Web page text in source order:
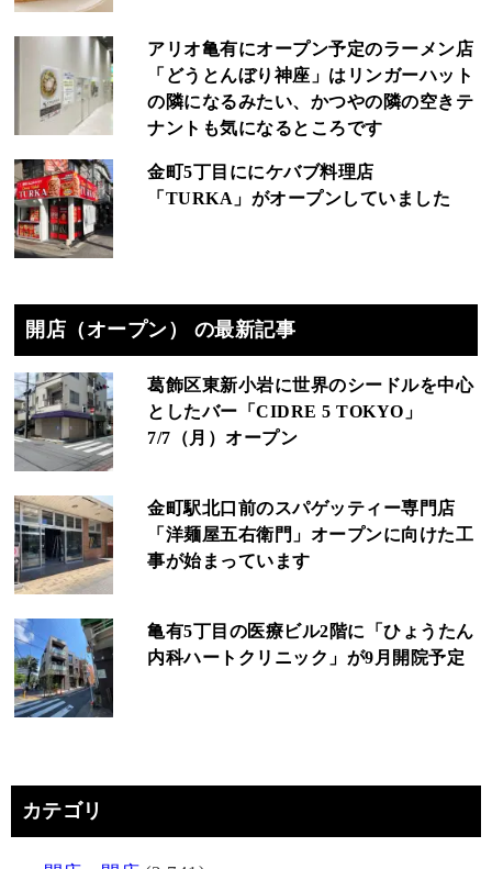
アリオ亀有にオープン予定のラーメン店
「どうとんぼり神座」はリンガーハット
の隣になるみたい、かつやの隣の空きテ
ナントも気になるところです
金町5丁目ににケバブ料理店
「TURKA」がオープンしていました
開店（オープン） の最新記事
葛飾区東新小岩に世界のシードルを中心
としたバー「CIDRE 5 TOKYO」
7/7（月）オープン
金町駅北口前のスパゲッティー専門店
「洋麺屋五右衛門」オープンに向けた工
事が始まっています
亀有5丁目の医療ビル2階に「ひょうたん
内科ハートクリニック」が9月開院予定
カテゴリ